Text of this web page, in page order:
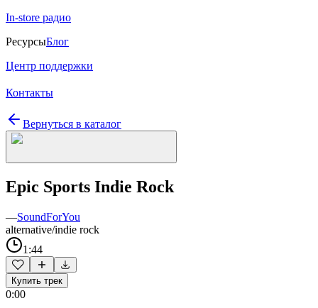
In-store радио
РесурсыБлог
Центр поддержки
Контакты
Вернуться в каталог
Epic Sports Indie Rock
—SoundForYou
alternative/indie rock
1:44
Купить трек
0:00